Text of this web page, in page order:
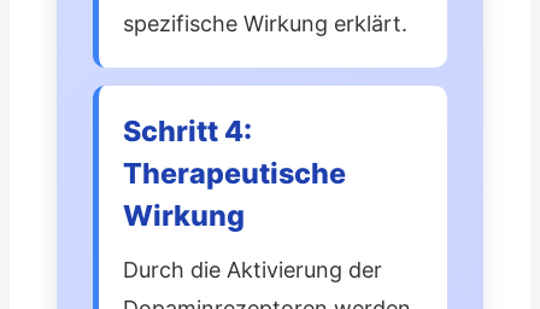
spezifische Wirkung erklärt.
Schritt 4:
Therapeutische
Wirkung
Durch die Aktivierung der